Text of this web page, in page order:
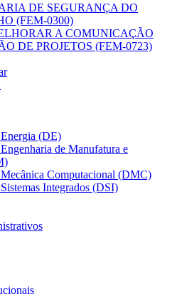
DE SEGURANÇA DO
(FEM-0300)
A COMUNICAÇÃO
DE PROJETOS (FEM-0723)
(DE)
de Manufatura e
Computacional (DMC)
Integrados (DSI)